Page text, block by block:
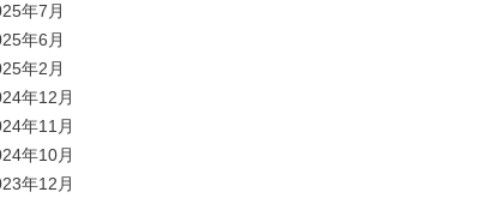
年7月
年6月
年2月
年12月
年11月
年10月
年12月